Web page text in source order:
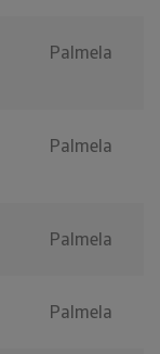
Palmela
Palmela
Palmela
Palmela